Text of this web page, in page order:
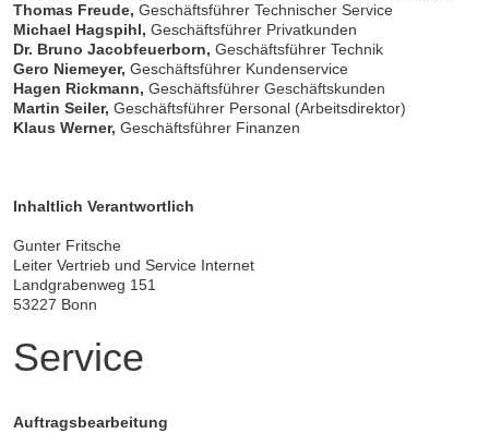
Thomas Freude, Geschäftsführer Technischer Service
Michael Hagspihl, Geschäftsführer Privatkunden
Dr. Bruno Jacobfeuerborn, Geschäftsführer Technik
Gero Niemeyer, Geschäftsführer Kundenservice
Hagen Rickmann, Geschäftsführer Geschäftskunden
Martin Seiler, Geschäftsführer Personal (Arbeitsdirektor)
Klaus Werner, Geschäftsführer Finanzen
Inhaltlich Verantwortlich
Gunter Fritsche
Leiter Vertrieb und Service Internet
Landgrabenweg 151
53227 Bonn
Service
Auftragsbearbeitung